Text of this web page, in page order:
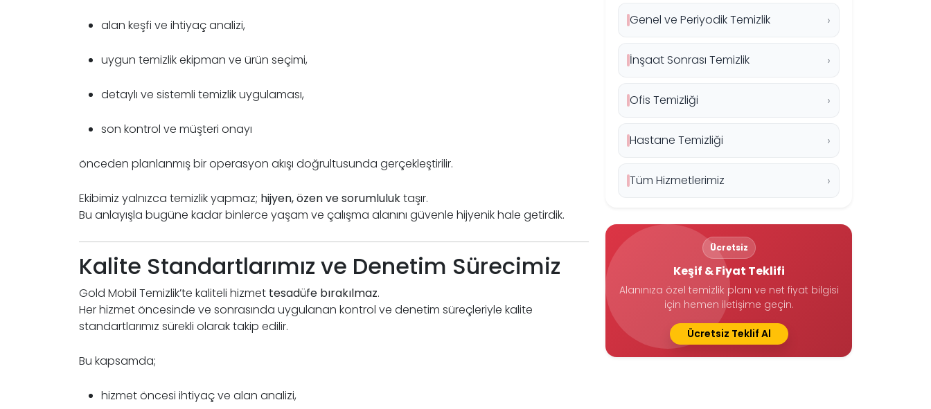
alan keşfi ve ihtiyaç analizi,
uygun temizlik ekipman ve ürün seçimi,
detaylı ve sistemli temizlik uygulaması,
son kontrol ve müşteri onayı
önceden planlanmış bir operasyon akışı doğrultusunda gerçekleştirilir.
Ekibimiz yalnızca temizlik yapmaz; hijyen, özen ve sorumluluktaşır.
Bu anlayışla bugüne kadar binlerce yaşam ve çalışma alanını güvenle hijyenik hale getirdik.
Kalite Standartlarımız ve Denetim Sürecimiz
Gold Mobil Temizlik’te kaliteli hizmet tesadüfe bırakılmaz.
Her hizmet öncesinde ve sonrasında uygulanan kontrol ve denetim süreçleriyle kalite
standartlarımız sürekli olarak takip edilir.
Bu kapsamda;
hizmet öncesi ihtiyaç ve alan analizi,
Genel ve Periyodik Temizlik
İnşaat Sonrası Temizlik
Ofis Temizliği
Hastane Temizliği
Tüm Hizmetlerimiz
Ücretsiz
Keşif & Fiyat Teklifi
Alanınıza özel temizlik planı ve net fiyat bilgisi
için hemen iletişime geçin.
Ücretsiz Teklif Al